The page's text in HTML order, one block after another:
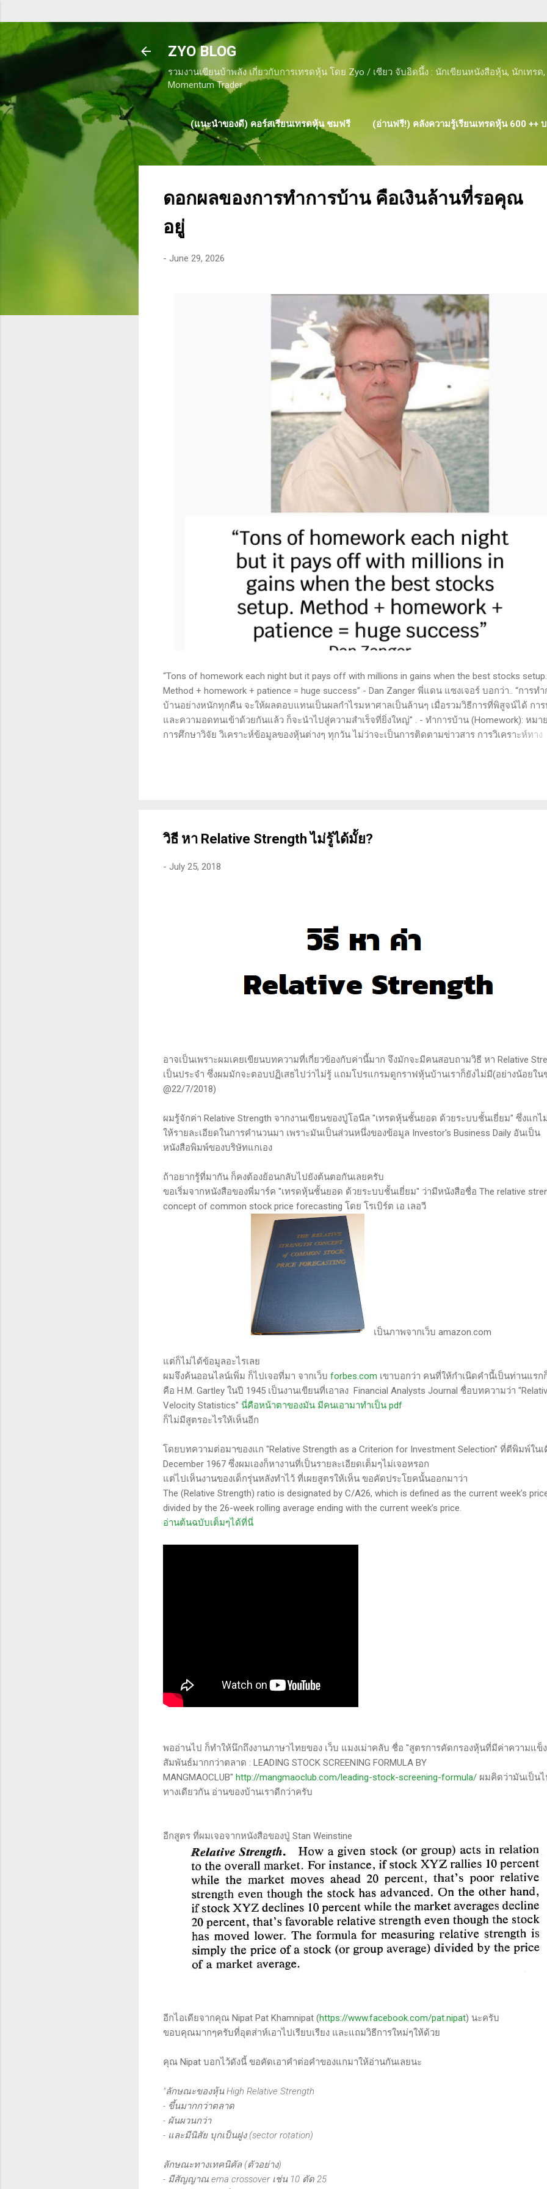
ZYO BLOG
รวมงานเขียนบ้าพลัง เกี่ยวกับการเทรดหุ้น โดย Zyo / เซียว จับอิดนึ้ง : นักเขียนหนังสือหุ้น, นักเทรด,
Momentum Trader
(แนะนำของดี) คอร์สเรียนเทรดหุ้น ชมฟรี (อ่านฟรี!) คลังความรู้เรียนเทรดหุ้น 600 ++
ดอกผลของการทำการบ้าน คือเงินล้านที่รอคุณ
อยู่
- June 29, 2026
“Tons of homework each night but it pays off with millions in gains when the best stocks setup.
Method + homework + patience = huge success” - Dan Zanger พี่แดน แซงเจอร์ บอกว่า.. “การทำ
บ้านอย่างหนักทุกคืน จะให้ผลตอบแทนเป็นผลกำไรมหาศาลเป็นล้านๆ เมื่อรวมวิธีการที่พิสูจน์ได้ กา
และความอดทนเข้าด้วยกันแล้ว ก็จะนำไปสู่ความสำเร็จที่ยิ่งใหญ่” . - ทำการบ้าน (Homework): หมา
การศึกษาวิจัย วิเคราะห์ข้อมูลของหุ้นต่างๆ ทุกวัน ไม่ว่าจะเป็นการติดตามข่าวสาร การวิเคราะห์ทาง
วิธี หา Relative Strength ไม่รู้ได้มั้ย?
- July 25, 2018
อาจเป็นเพราะผมเคยเขียนบทความที่เกี่ยวข้องกับค่านี้มาก จึงมักจะมีคนสอบถามวิธี หา Relative
เป็นประจำ ซึ่งผมมักจะตอบปฏิเสธไปว่าไม่รู้ แถมโปรแกรมดูกราฟหุ้นบ้านเราก็ยังไม่มี(อย่างน้อยใ
@22/7/2018)
ผมรู้จักค่า Relative Strength จากงานเขียนของปู่โอนีล "เทรดหุ้นชั้นยอด ด้วยระบบชั้นเยี่ยม" ซึ่งแกไ
ให้รายละเอียดในการคำนวนมา เพราะมันเป็นส่วนหนึ่งของข้อมูล Investor's Business Daily อันเป็น
หนังสือพิมพ์ของบริษัทแกเอง
ถ้าอยากรู้ที่มากัน ก็คงต้องย้อนกลับไปยังต้นตอกันเลยครับ
ขอเริ่มจากหนังสือของพี่มาร์ค "เทรดหุ้นชั้นยอด ด้วยระบบชั้นเยี่ยม" ว่ามีหนังสือชื่อ The relative
concept of common stock price forecasting โดย โรเบิร์ต เอ เลอวี
เป็นภาพจากเว็บ amazon.com
แต่ก็ไม่ได้ข้อมูลอะไรเลย
ผมจึงค้นออนไลน์เพิ่ม ก็ไปเจอที่มา จากเว็บ forbes.com เขาบอกว่า คนที่ให้กำเนิดคำนี้เป็นท่านแรก
คือ H.M. Gartley ในปี 1945 เป็นงานเขียนที่เอาลง Financial Analysts Journal ชื่อบทความว่า
Velocity Statistics" นี่คือหน้าตาของมัน มีคนเอามาทำเป็น pdf
ก็ไม่มีสูตรอะไรให้เห็นอีก
โดยบทความต่อมาของแก "Relative Strength as a Criterion for Investment Selection" ที่ตีพิมพ์ใน
December 1967 ซึ่งผมเองก็หางานที่เป็นรายละเอียดเต็มๆไม่เจอหรอก
แต่ไปเห็นงานของเด็กรุ่นหลังทำไว้ ที่เผยสูตรให้เห็น ขอคัดประโยคนั้นออกมาว่า
The (Relative Strength) ratio is designated by C/A26, which is defined as the current week’s
divided by the 26-week rolling average ending with the current week’s price.
อ่านต้นฉบับเต็มๆได้ที่นี่
พออ่านไป ก็ทำให้นึกถึงงานภาษาไทยของ เว็บ แมงเม่าคลับ ชื่อ "สูตรการคัดกรองหุ้นที่มีค่าความแข็
สัมพันธ์มากกว่าตลาด : LEADING STOCK SCREENING FORMULA BY
MANGMAOCLUB" http://mangmaoclub.com/leading-stock-screening-formula/ ผมคิดว่ามันเป็น
ทางเดียวกัน อ่านของบ้านเราดีกว่าครับ
อีกสูตร ที่ผมเจอจากหนังสือของปู่ Stan Weinstine
อีกไอเดียจากคุณ Nipat Pat Khamnipat (https://www.facebook.com/pat.nipat) นะครับ
ขอบคุณมากๆครับที่อุตส่าห์เอาไปเรียบเรียง และแถมวิธีการใหม่ๆให้ด้วย
คุณ Nipat บอกไว้ดังนี้ ขอคัดเอาคำต่อคำของแกมาให้อ่านกันเลยนะ
"ลักษณะของหุ้น High Relative Strength
- ขึ้นมากกว่าตลาด
- ผันผวนกว่า
- และมีนิสัย บุกเป็นฝูง (sector rotation)
ลักษณะทางเทคนิคัล (ตัวอย่าง)
- มีสัญญาณ ema crossover เช่น 10 ตัด 25